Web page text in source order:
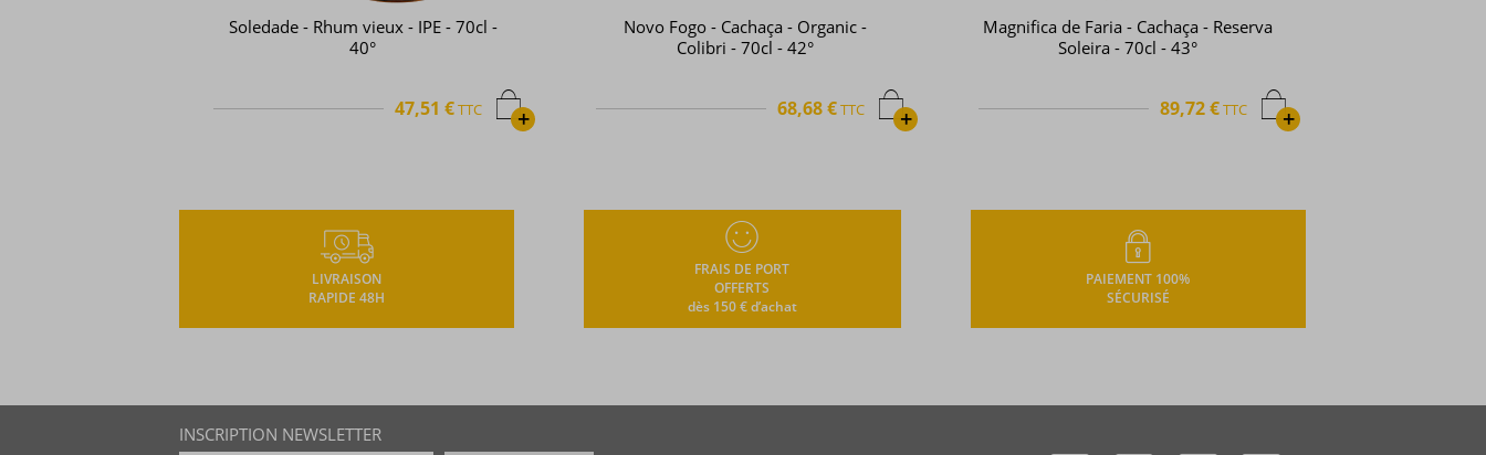
Soledade - Rhum vieux - IPE - 70cl -
40°
+
47,51 €TTC
Novo Fogo - Cachaça - Organic -
Colibri - 70cl - 42°
+
68,68 €TTC
Magnifica de Faria - Cachaça - Reserva
Soleira - 70cl - 43°
+
89,72 €TTC
LIVRAISON
RAPIDE 48H
FRAIS DE PORT
OFFERTS
dès 150 € d’achat
PAIEMENT 100%
SÉCURISÉ
INSCRIPTION NEWSLETTER